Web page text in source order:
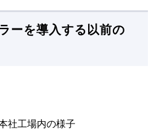
ーを導入する以前の
社工場内の様子